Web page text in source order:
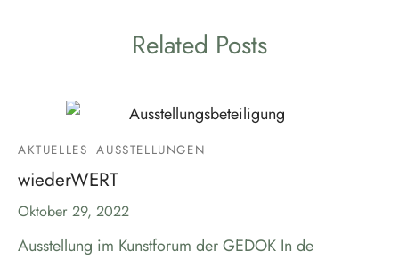
Related Posts
AKTUELLES AUSSTELLUNGEN
wiederWERT
Oktober 29, 2022
Ausstellung im Kunstforum der GEDOK In de